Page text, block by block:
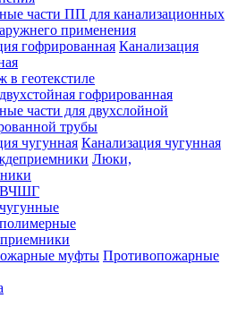
части ПП для канализационных
применения
Канализация
в геотекстиле
гофрированная
части для двухслойной
трубы
Канализация чугунная
Люки,
Противопожарные